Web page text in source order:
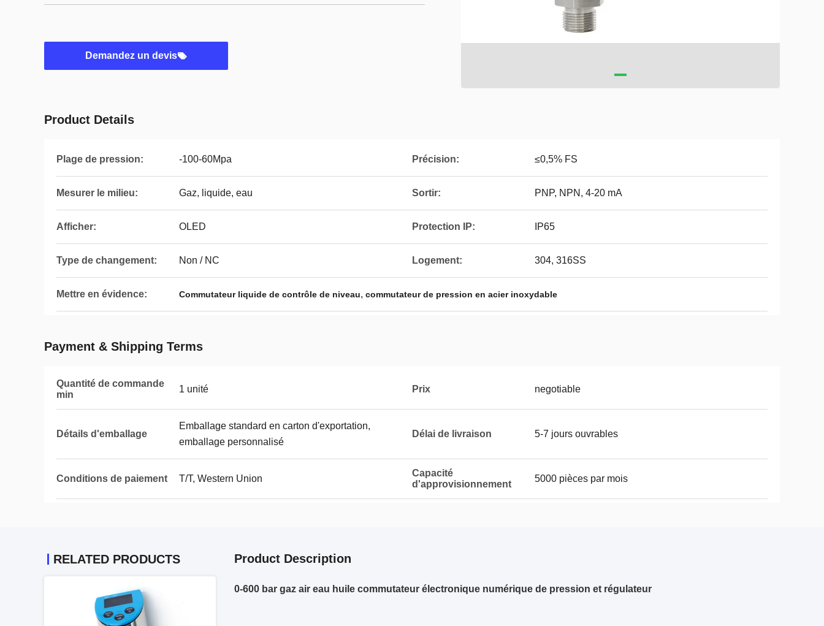
Demandez un devis
Product Details
Plage de pression: -100-60Mpa Précision: ≤0,5% FS
Mesurer le milieu: Gaz, liquide, eau Sortir: PNP, NPN, 4-20 mA
Afficher: OLED Protection IP: IP65
Type de changement: Non / NC Logement: 304, 316SS
Mettre en évidence: Commutateur liquide de contrôle de niveau, commutateur de pression en acier inoxydable
Payment & Shipping Terms
Quantité de commande
min
1 unité Prix negotiable
Détails d'emballage
Emballage standard en carton d'exportation,
emballage personnalisé
Délai de livraison 5-7 jours ouvrables
Conditions de paiement T/T, Western Union
Capacité
d'approvisionnement
5000 pièces par mois
RELATED PRODUCTS Product Description
0-600 bar gaz air eau huile commutateur électronique numérique de pression et régulateur